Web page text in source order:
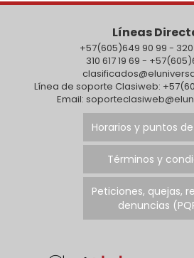
Líneas
+57(605)649 90 99 -
310 617 19 69 -
Línea de soporte Clasiweb:
Email:
Horarios y puntos
Términos y
Peticiones, quejas,
denuncias